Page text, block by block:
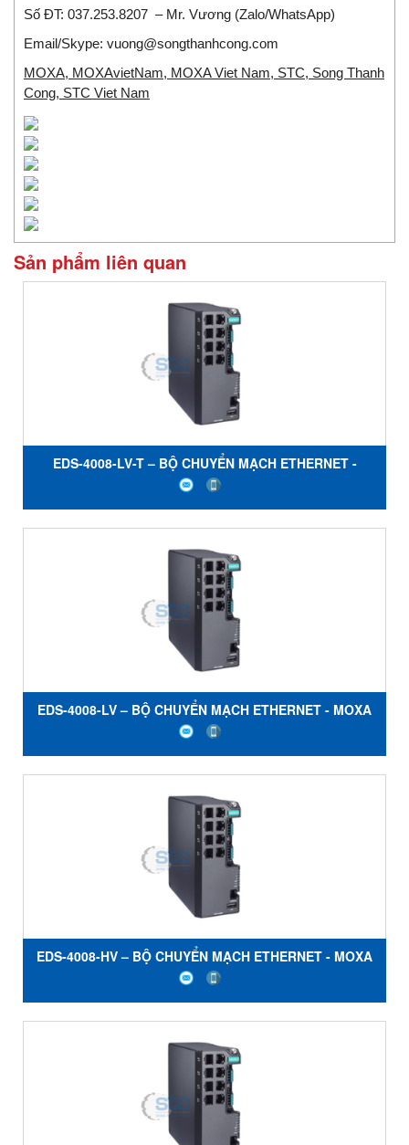
Số ĐT: 037.253.8207 – Mr. Vương (Zalo/WhatsApp)
Email/Skype: vuong@songthanhcong.com
MOXA, MOXAvietNam, MOXA Viet Nam, STC, Song Thanh
Cong, STC Viet Nam
Sản phẩm liên quan
EDS-4008-LV-T – BỘ CHUYỂN MẠCH ETHERNET -
MOXA
EDS-4008-LV – BỘ CHUYỂN MẠCH ETHERNET - MOXA
EDS-4008-HV – BỘ CHUYỂN MẠCH ETHERNET - MOXA